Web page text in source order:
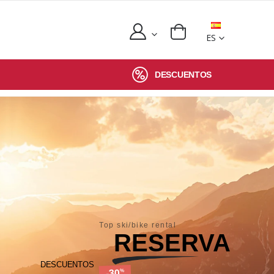
ES
DESCUENTOS
Top ski/bike rental
RESERVA
DESCUENTOS
%